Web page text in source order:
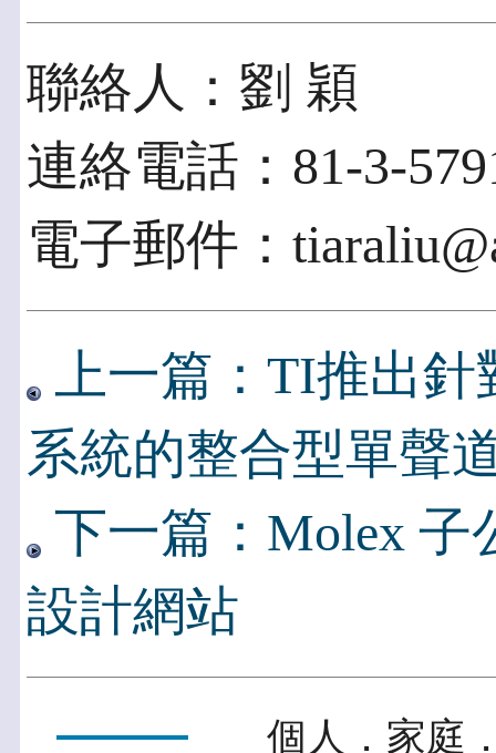
聯絡人：劉 穎
連絡電話：81-3-
電子郵件：
上一篇：TI推出
系統的整合型單聲
下一篇：Molex 子
設計網站
個人．家庭